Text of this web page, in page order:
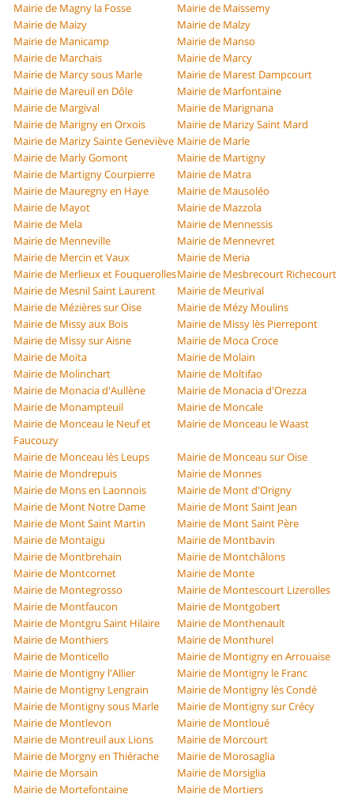
Mairie de Magny la Fosse
Mairie de Maissemy
Mairie de Maizy
Mairie de Malzy
Mairie de Manicamp
Mairie de Manso
Mairie de Marchais
Mairie de Marcy
Mairie de Marcy sous Marle
Mairie de Marest Dampcourt
Mairie de Mareuil en Dôle
Mairie de Marfontaine
Mairie de Margival
Mairie de Marignana
Mairie de Marigny en Orxois
Mairie de Marizy Saint Mard
Mairie de Marizy Sainte Geneviève Mairie de Marle
Mairie de Marly Gomont
Mairie de Martigny
Mairie de Martigny Courpierre
Mairie de Matra
Mairie de Mauregny en Haye
Mairie de Mausoléo
Mairie de Mayot
Mairie de Mazzola
Mairie de Mela
Mairie de Mennessis
Mairie de Menneville
Mairie de Mennevret
Mairie de Mercin et Vaux
Mairie de Meria
Mairie de Merlieux et FouquerollesMairie de Mesbrecourt Richecourt
Mairie de Mesnil Saint Laurent
Mairie de Meurival
Mairie de Mézières sur Oise
Mairie de Mézy Moulins
Mairie de Missy aux Bois
Mairie de Missy lès Pierrepont
Mairie de Missy sur Aisne
Mairie de Moca Croce
Mairie de Moïta
Mairie de Molain
Mairie de Molinchart
Mairie de Moltifao
Mairie de Monacia d'Aullène
Mairie de Monacia d'Orezza
Mairie de Monampteuil
Mairie de Moncale
Mairie de Monceau le Neuf et
Faucouzy
Mairie de Monceau le Waast
Mairie de Monceau lès Leups
Mairie de Monceau sur Oise
Mairie de Mondrepuis
Mairie de Monnes
Mairie de Mons en Laonnois
Mairie de Mont d'Origny
Mairie de Mont Notre Dame
Mairie de Mont Saint Jean
Mairie de Mont Saint Martin
Mairie de Mont Saint Père
Mairie de Montaigu
Mairie de Montbavin
Mairie de Montbrehain
Mairie de Montchâlons
Mairie de Montcornet
Mairie de Monte
Mairie de Montegrosso
Mairie de Montescourt Lizerolles
Mairie de Montfaucon
Mairie de Montgobert
Mairie de Montgru Saint Hilaire
Mairie de Monthenault
Mairie de Monthiers
Mairie de Monthurel
Mairie de Monticello
Mairie de Montigny en Arrouaise
Mairie de Montigny l'Allier
Mairie de Montigny le Franc
Mairie de Montigny Lengrain
Mairie de Montigny lès Condé
Mairie de Montigny sous Marle
Mairie de Montigny sur Crécy
Mairie de Montlevon
Mairie de Montloué
Mairie de Montreuil aux Lions
Mairie de Morcourt
Mairie de Morgny en Thiérache
Mairie de Morosaglia
Mairie de Morsain
Mairie de Morsiglia
Mairie de Mortefontaine
Mairie de Mortiers